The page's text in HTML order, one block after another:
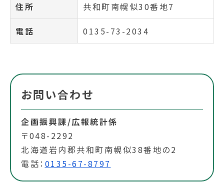
住所 共和町南幌似30番地7
電話 0135-73-2034
お問い合わせ
企画振興課/広報統計係
〒048-2292
北海道岩内郡共和町南幌似38番地の2
電話： 0135-67-8797